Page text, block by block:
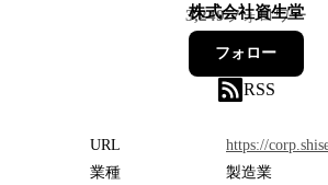
株式会社資生堂
3,249フォロワー
フォロー
RSS
URL
https://
業種
製造業